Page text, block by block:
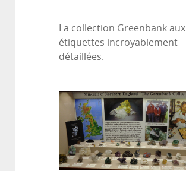
La collection Greenbank aux
étiquettes incroyablement
détaillées.